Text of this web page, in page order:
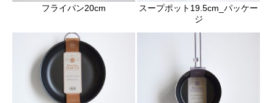
フライパン20cm
スープポット19.5cm_パッケー
ジ